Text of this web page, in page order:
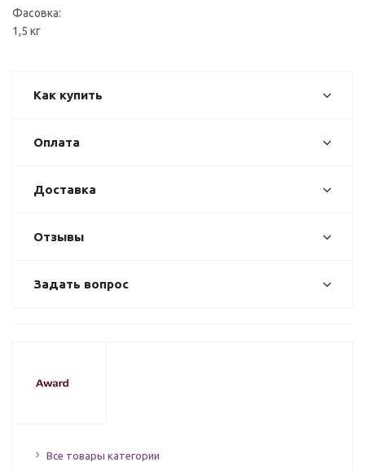
Фасовка:
1,5 кг
Как купить
Оплата
Доставка
Отзывы
Задать вопрос
Все товары категории